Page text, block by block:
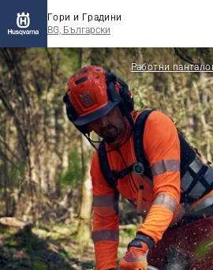
Гори и Градини
BG, Български
Работни